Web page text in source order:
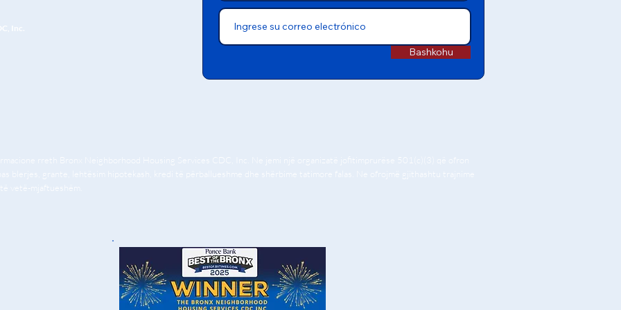
Inc.
rreth Bronx Neighborhood Housing Services CDC, Inc. Ne jemi një organizatë jofitimprurëse 501(c)(3) që ofron
blerjes, grante, lehtësim hipotekash, kredi të përballueshme dhe shërbime tatimore falas. Ne ofrojmë gjithashtu trajnime
vetë-mjaftueshëm.
Bashkohu